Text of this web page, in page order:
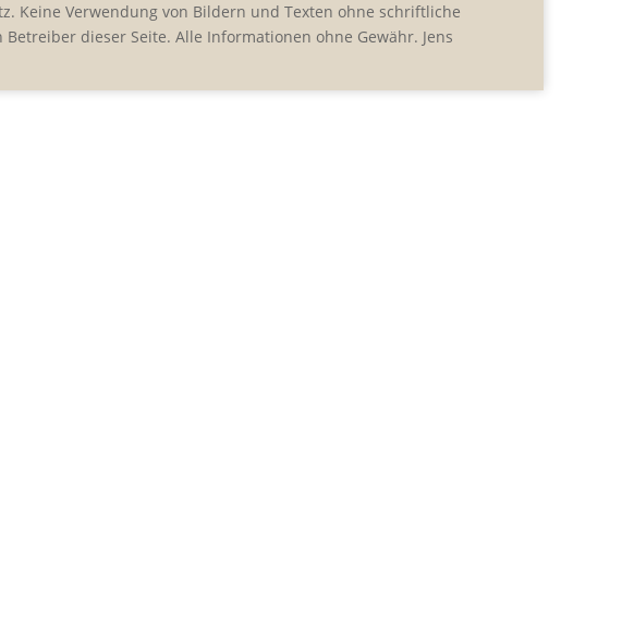
Keine Verwendung von Bildern und Texten ohne schriftliche
dieser Seite. Alle Informationen ohne Gewähr. Jens